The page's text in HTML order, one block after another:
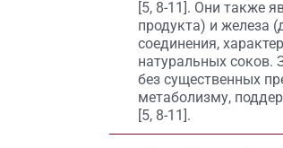
[5, 8-11]. Они также
продукта) и железа
соединения,
натуральных соков.
без существенных
метаболизму,
[5, 8-11].